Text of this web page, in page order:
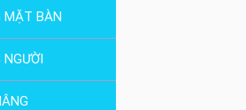
MẶT BÀN
NGƯỜI